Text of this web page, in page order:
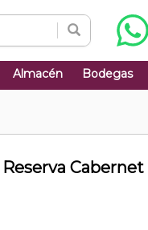
Almacén Bodegas
Cabernet